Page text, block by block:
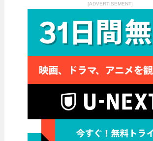
[ADVERTISEMENT]